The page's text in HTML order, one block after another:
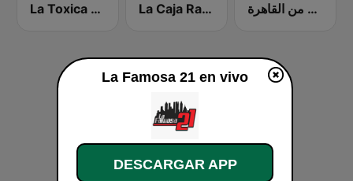
La Toxica Radio La Caja Radio إذاعة القرآن الكريم من القاهرة
La Famosa 21 en vivo
DESCARGAR APP